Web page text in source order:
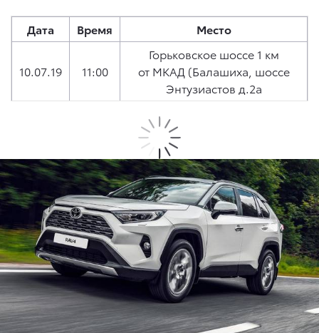
Дата Время Место
10.07.19 11:00
Горьковское шоссе 1 км
от МКАД (Балашиха, шоссе
Энтузиастов д.2а